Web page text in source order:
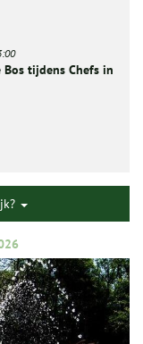
tijdens Chefs in